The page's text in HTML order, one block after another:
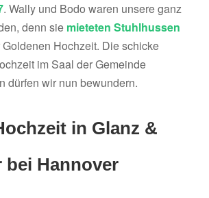
. Wally und Bodo waren unsere ganz
denn sie mieteten Stuhlhussen
Hochzeit. Die schicke
im Saal der Gemeinde
dürfen wir nun bewundern.
in Glanz &
bei Hannover